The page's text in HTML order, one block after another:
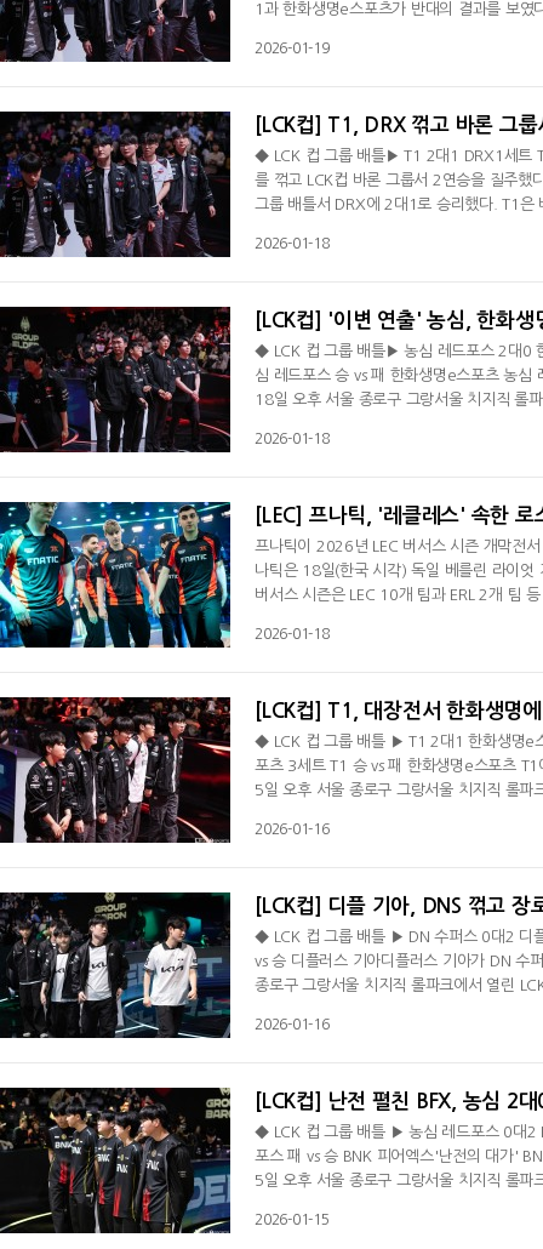
1과 한화생명e스포츠가 반대의 결과를 보
승부는 기대를 모았던 바텀 라이너들 간 대
2026-01-19
[LCK컵] T1, DRX 꺾고 바론 그
◆ LCK 컵 그룹 배틀▶ T1 2대1 DRX1세트
를 꺾고 LCK컵 바론 그룹서 2연승을 질주했
그룹 배틀서 DRX에 2대1로 승리했다. T1
T1은 13분 바텀 전투서 '페이즈' 김수환의
2026-01-18
[LCK컵] '이변 연출' 농심, 한화
◆ LCK 컵 그룹 배틀▶ 농심 레드포스 2대0
심 레드포스 승 vs 패 한화생명e스포츠 농심
18일 오후 서울 종로구 그랑서울 치지직 롤
세트 초반 '스카웃' 이예찬의 오리아나가 2
2026-01-18
[LEC] 프나틱, '레클레스' 속한 로
프나틱이 2026년 LEC 버서스 시즌 개막전
나틱은 18일(한국 시각) 독일 베를린 라이엇
버서스 시즌은 LEC 10개 팀과 ERL 2개 팀
다. 바론 버프를 두른 프나틱은 상대 바텀
2026-01-18
[LCK컵] T1, 대장전서 한화생명
◆ LCK 컵 그룹 배틀 ▶ T1 2대1 한화생명e
포츠 3세트 T1 승 vs 패 한화생명e스포츠
5일 오후 서울 종로구 그랑서울 치지직 롤
미드 한 타 싸움서 '구마유시' 이민형의 코르
2026-01-16
[LCK컵] 디플 기아, DNS 꺾고 장
◆ LCK 컵 그룹 배틀 ▶ DN 수퍼스 0대2 디
vs 승 디플러스 기아디플러스 기아가 DN 수
종로구 그랑서울 치지직 롤파크에서 열린
홍창현의 오공 바텀 갱킹 때 2명이 죽은 디
2026-01-16
[LCK컵] 난전 펼친 BFX, 농심 2
◆ LCK 컵 그룹 배틀 ▶ 농심 레드포스 0대2
포스 패 vs 승 BNK 피어엑스'난전의 대가'
5일 오후 서울 종로구 그랑서울 치지직 롤
전투서 '디아블' 남대근의 유나라가 2킬을
2026-01-15